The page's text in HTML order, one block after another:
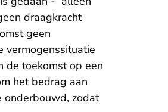
draagkracht
geen
vermogenssituatie
de toekomst op een
het bedrag aan
zodat